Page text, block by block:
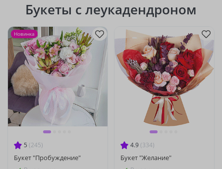
Букеты с леукадендроном
5 (245)
Букет "Пробуждение"
Новинка
4.9 (334)
Букет "Желание"